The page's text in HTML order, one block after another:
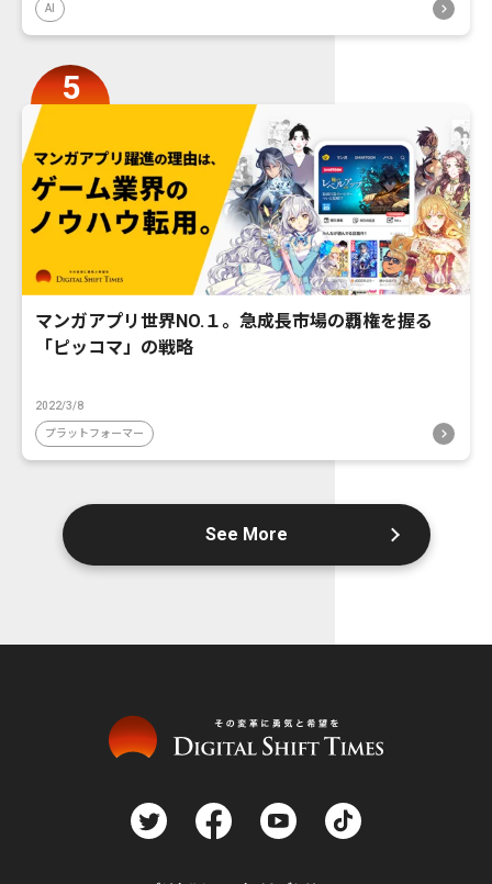
AI
マンガアプリ世界NO.１。急成長市場の覇権を握る
「ピッコマ」の戦略
2022/3/8
プラットフォーマー
See More